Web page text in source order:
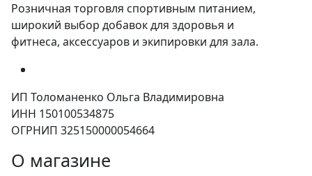
Розничная торговля спортивным питанием,
широкий выбор добавок для здоровья и
фитнеса, аксессуаров и экипировки для зала.
ИП Толоманенко Ольга Владимировна
ИНН 150100534875
ОГРНИП 325150000054664
О магазине